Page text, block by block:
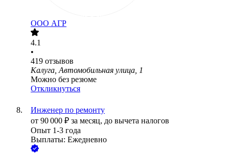
ООО АГР
4.1
•
419 отзывов
Калуга, Автомобильная улица, 1
Можно без резюме
Откликнуться
Инженер по ремонту
от 90 000 ₽ за месяц, до вычета налогов
Опыт 1-3 года
Выплаты: Ежедневно